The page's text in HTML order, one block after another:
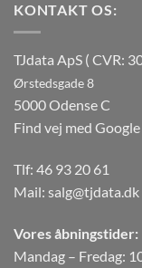
KONTAKT OS:
TJdata ApS ( CVR:
Ørstedsgade 8
5000 Odense C
Find vej med
Tlf: 46 93 20 61
Mail: salg@tjdata.dk
Vores åbningstider:
Mandag – Fredag: